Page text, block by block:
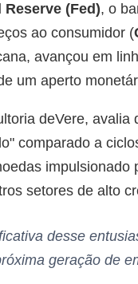
Reserve (Fed), o
ao consumidor (
avançou em
um aperto
deVere,
comparado a
impulsionado
setores de alto
desse
geração de